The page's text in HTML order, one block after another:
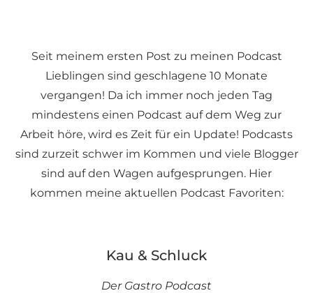
Seit meinem ersten Post zu meinen Podcast
Lieblingen sind geschlagene 10 Monate
vergangen! Da ich immer noch jeden Tag
mindestens einen Podcast auf dem Weg zur
Arbeit höre, wird es Zeit für ein Update! Podcasts
sind zurzeit schwer im Kommen und viele Blogger
sind auf den Wagen aufgesprungen. Hier
kommen meine aktuellen Podcast Favoriten:
Kau & Schluck
Der Gastro Podcast